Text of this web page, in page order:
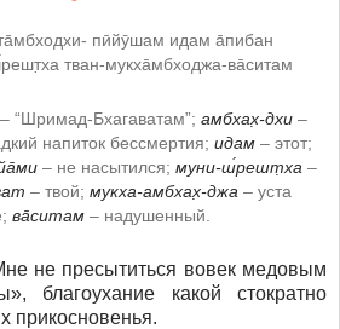
пӣйӯшам идам а̄пибан
тван-мукха̄мбходжа-ва̄ситам
– “Шримад-Бхагаватам”; амбхах̣-дхи–
напиток бессмертия; идам – этот;
– не насытился; муни-ш́решт̣ха –
– твой; мукха-амбхах̣-джа – уста
ва̄ситам – надушенный.
не пресытиться вовек медовым
благоухание какой стократно
прикосновенья.